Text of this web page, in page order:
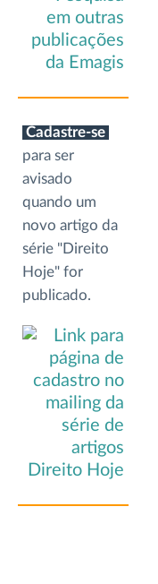
Cadastre-se
para ser
avisado
quando um
novo artigo da
série "Direito
Hoje" for
publicado.